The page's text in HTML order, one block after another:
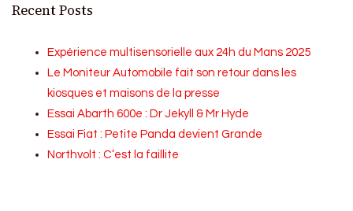
Recent Posts
Expérience multisensorielle aux 24h du Mans 2025
Le Moniteur Automobile fait son retour dans les
kiosques et maisons de la presse
Essai Abarth 600e : Dr Jekyll & Mr Hyde
Essai Fiat : Petite Panda devient Grande
Northvolt : C’est la faillite